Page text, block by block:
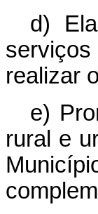
d)
realizar
e)
rural e